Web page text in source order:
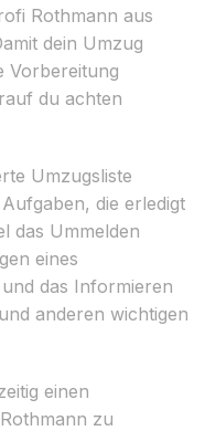
Rothmann aus
dein Umzug
Vorbereitung
du achten
Umzugsliste
die erledigt
das Ummelden
eines
das Informieren
anderen wichtigen
einen
zu